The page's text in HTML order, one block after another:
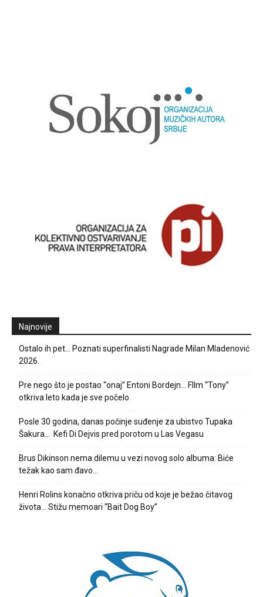
Najnovije
Ostalo ih pet… Poznati superfinalisti Nagrade Milan Mladenović
2026.
Pre nego što je postao “onaj” Entoni Bordejn… FIlm “Tony”
otkriva leto kada je sve počelo
Posle 30 godina, danas počinje suđenje za ubistvo Tupaka
Šakura… Kefi Di Dejvis pred porotom u Las Vegasu
Brus Dikinson nema dilemu u vezi novog solo albuma: Biće
težak kao sam đavo…
Henri Rolins konačno otkriva priču od koje je bežao čitavog
života… Stižu memoari “Bait Dog Boy”